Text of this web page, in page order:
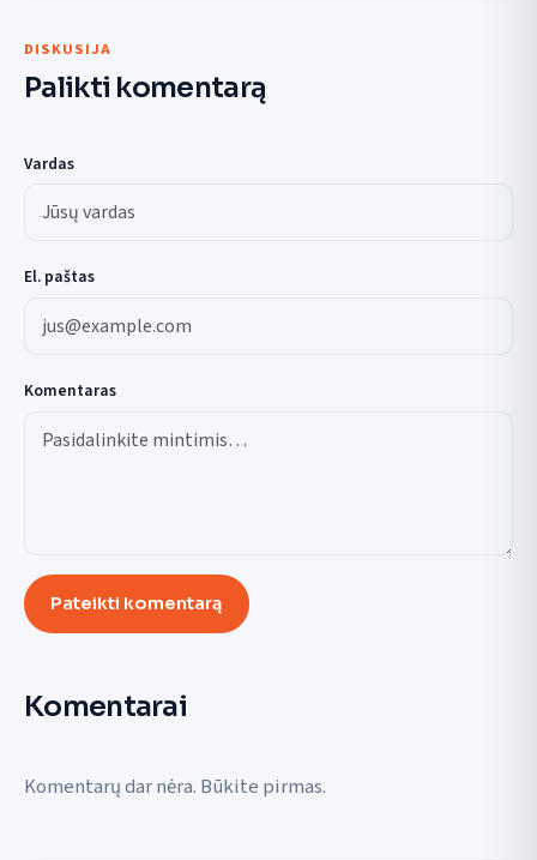
DISKUSIJA
Palikti komentarą
Vardas
El. paštas
Komentaras
Pateikti komentarą
Komentarai
Komentarų dar nėra. Būkite pirmas.